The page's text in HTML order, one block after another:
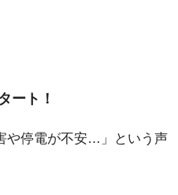
ート！
や停電が不安…」という声